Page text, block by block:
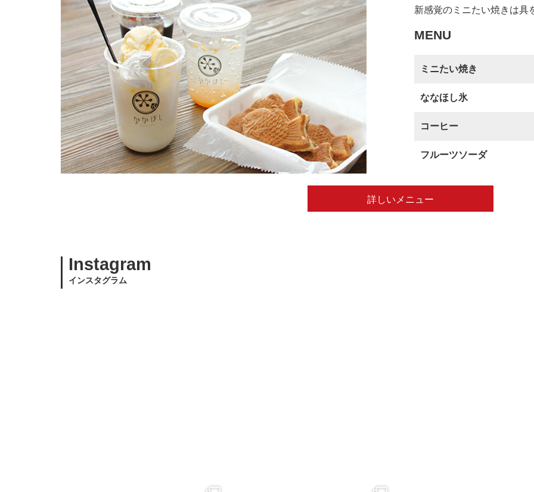
新感覚のミニたい焼きは具
MENU
ミニたい焼き
ななほし氷
コーヒー
フルーツソーダ
詳しいメニュー
Instagram
インスタグラム